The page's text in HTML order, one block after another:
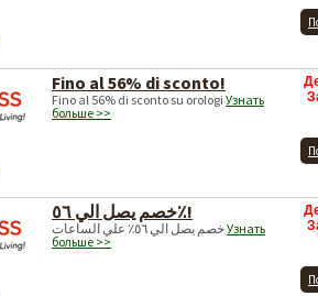
Fino al 56% di sconto!
Fino al 56% di sconto su orologi Узнать
больше >>
خصم يصل الي ٥٦٪!
Узнать
больше >>